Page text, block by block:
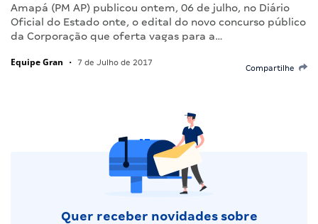
Amapá (PM AP) publicou ontem, 06 de julho, no Diário
Oficial do Estado onte, o edital do novo concurso público
da Corporação que oferta vagas para a…
Equipe Gran • 7 de Julho de 2017
Compartilhe
Quer receber novidades sobre